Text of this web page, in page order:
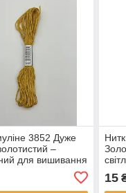
3852 Дуже
–
для вишивання
15